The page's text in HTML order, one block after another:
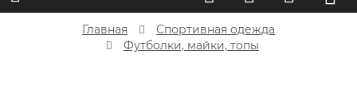
Главная
Спортивная одежда
Футболки, майки, топы